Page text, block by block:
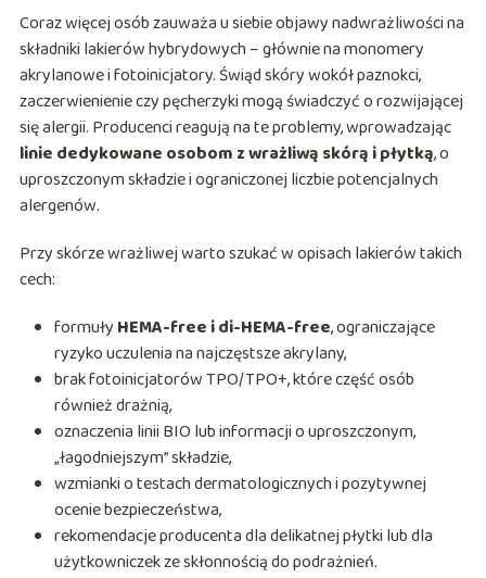
Coraz więcej osób zauważa u siebie objawy nadwrażliwości na
składniki lakierów hybrydowych – głównie na monomery
akrylanowe i fotoinicjatory. Świąd skóry wokół paznokci,
zaczerwienienie czy pęcherzyki mogą świadczyć o rozwijającej
się alergii. Producenci reagują na te problemy, wprowadzając
linie dedykowane osobom z wrażliwą skórą i płytką, o
uproszczonym składzie i ograniczonej liczbie potencjalnych
alergenów.
Przy skórze wrażliwej warto szukać w opisach lakierów takich
cech:
formuły HEMA-free i di-HEMA-free, ograniczające
ryzyko uczulenia na najczęstsze akrylany,
brak fotoinicjatorów TPO/TPO+, które część osób
również drażnią,
oznaczenia linii BIO lub informacji o uproszczonym,
„łagodniejszym” składzie,
wzmianki o testach dermatologicznych i pozytywnej
ocenie bezpieczeństwa,
rekomendacje producenta dla delikatnej płytki lub dla
użytkowniczek ze skłonnością do podrażnień.